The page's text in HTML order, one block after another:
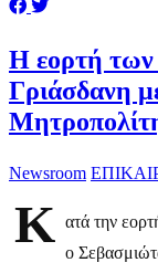
Η εορτή των
Γριάσδανη
Newsroom
Κ ατά την
ο